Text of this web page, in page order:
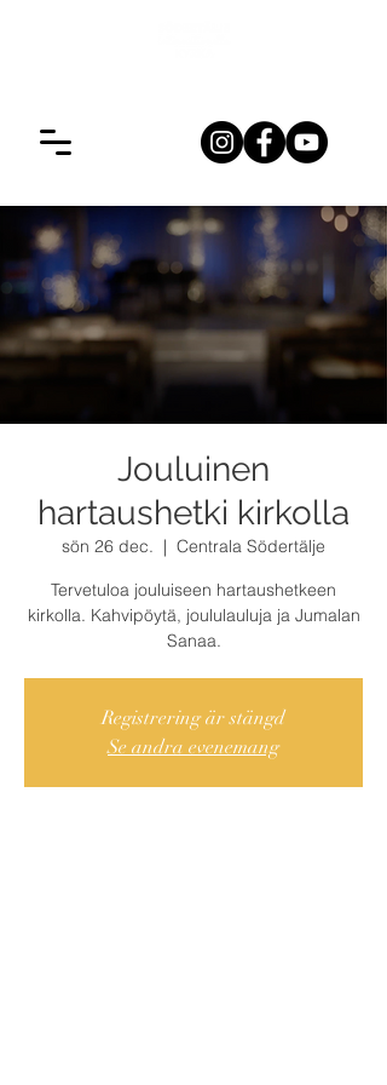
Jouluinen
hartaushetki kirkolla
sön 26 dec.
  |
Centrala Södertälje
Tervetuloa jouluiseen hartaushetkeen
kirkolla. Kahvipöytä, joululauluja ja Jumalan
Sanaa.
Registrering är stängd
Se andra evenemang